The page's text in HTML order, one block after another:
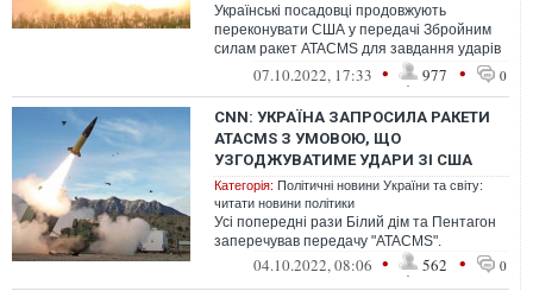
Українські посадовці продовжують
переконувати США у передачі Збройним
силам ракет ATACMS для завдання ударів
углиб захоплених Росією територій,
07.10.2022, 17:33 • 977 • 0
CNN: УКРАЇНА ЗАПРОСИЛА РАКЕТИ
ATACMS З УМОВОЮ, ЩО
УЗГОДЖУВАТИМЕ УДАРИ ЗІ США
Категорія: Політичні новини України та світу:
читати новини політики
Усі попередні рази Білий дім та Пентагон
заперечував передачу "ATACMS".
04.10.2022, 08:06 • 562 • 0